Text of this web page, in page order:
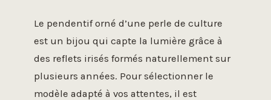
Le pendentif orné d’une perle de culture
est un bijou qui capte la lumière grâce à
des reflets irisés formés naturellement sur
plusieurs années. Pour sélectionner le
modèle adapté à vos attentes, il est